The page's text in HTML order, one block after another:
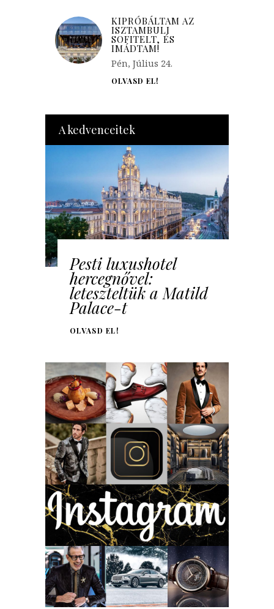
KIPRÓBÁLTAM AZ
ISZTAMBULI
SOFITELT, ÉS
IMÁDTAM!
Pén, Július 24.
OLVASD EL!
A kedvenceitek
Pesti luxushotel
hercegnővel:
leteszteltük a Matild
Palace-t
OLVASD EL!